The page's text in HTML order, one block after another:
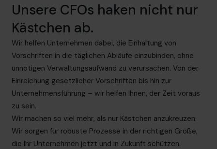
Unsere CFOs haken nicht nur
Kästchen ab.
Wir helfen Unternehmen dabei, die Einhaltung von
Vorschriften in die täglichen Abläufe einzubinden, ohne
unnötigen Verwaltungsaufwand zu verursachen. Von der
Einreichung gesetzlicher Vorschriften bis hin zur
Unternehmensführung – wir helfen Ihnen, der Zeit voraus
zu sein.
Wir machen so viel mehr, als nur Kästchen anzukreuzen.
Wir sorgen für robuste Prozesse in der richtigen Größe,
die Ihr Unternehmen jetzt und in Zukunft schützen.